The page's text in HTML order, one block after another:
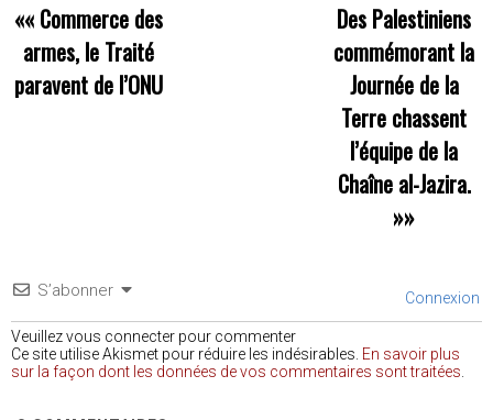
«« Commerce des
armes, le Traité
paravent de l’ONU
Des Palestiniens
commémorant la
Journée de la
Terre chassent
l’équipe de la
Chaîne al-Jazira.
»»
S’abonner Connexion
Veuillez vous connecter pour commenter
Ce site utilise Akismet pour réduire les indésirables. En savoir plus
sur la façon dont les données de vos commentaires sont traitées